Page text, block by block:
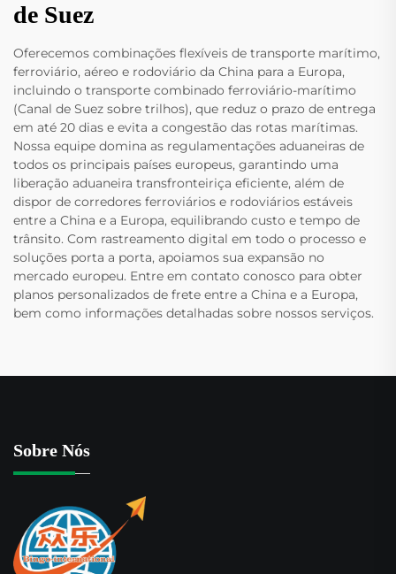
de Suez
Oferecemos combinações flexíveis de transporte marítimo,
ferroviário, aéreo e rodoviário da China para a Europa,
incluindo o transporte combinado ferroviário-marítimo
(Canal de Suez sobre trilhos), que reduz o prazo de entrega
em até 20 dias e evita a congestão das rotas marítimas.
Nossa equipe domina as regulamentações aduaneiras de
todos os principais países europeus, garantindo uma
liberação aduaneira transfronteiriça eficiente, além de
dispor de corredores ferroviários e rodoviários estáveis
entre a China e a Europa, equilibrando custo e tempo de
trânsito. Com rastreamento digital em todo o processo e
soluções porta a porta, apoiamos sua expansão no
mercado europeu. Entre em contato conosco para obter
planos personalizados de frete entre a China e a Europa,
bem como informações detalhadas sobre nossos serviços.
Sobre Nós